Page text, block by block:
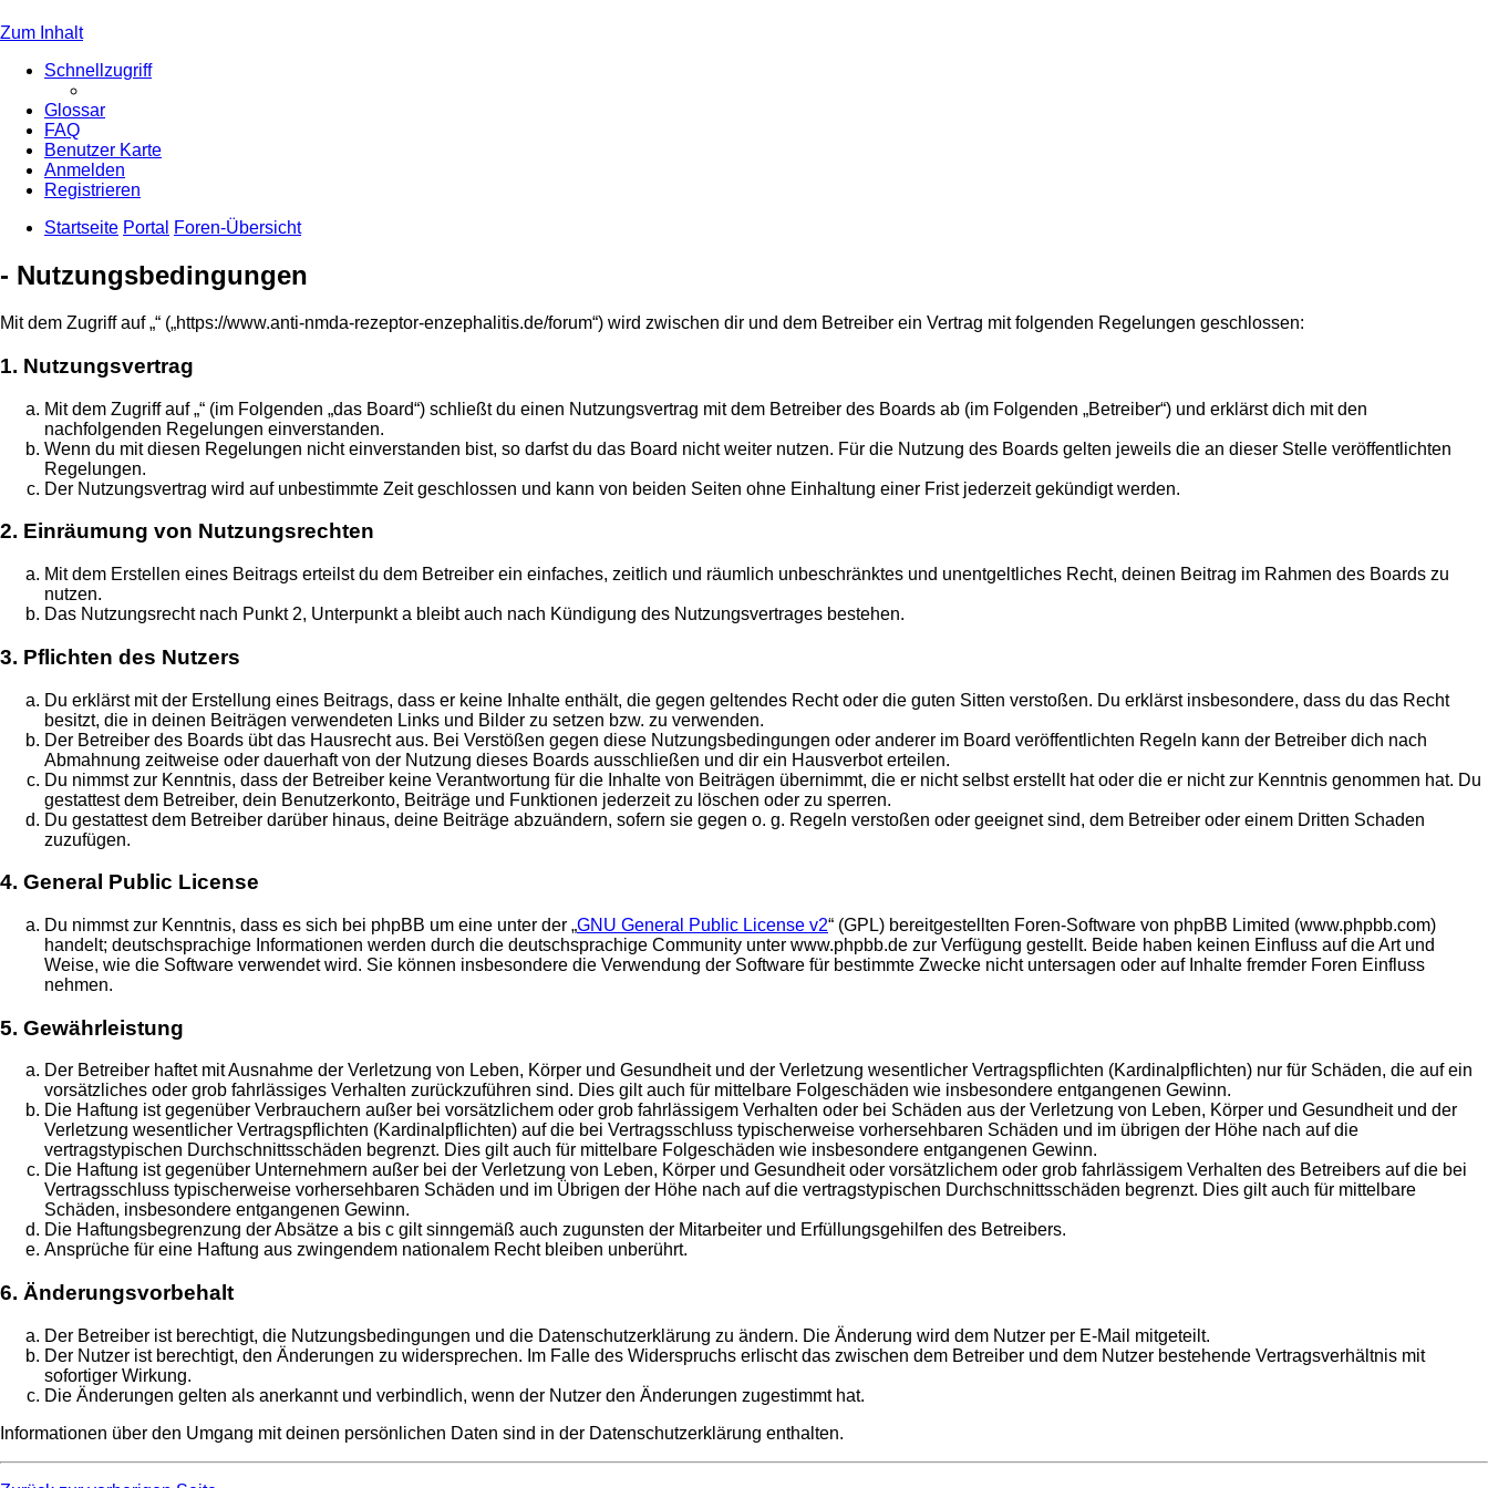
Zum Inhalt
Schnellzugriff
Glossar
FAQ
Benutzer Karte
Anmelden
Registrieren
Startseite Portal Foren-Übersicht
- Nutzungsbedingungen
Mit dem Zugriff auf „“ („https://www.anti-nmda-rezeptor-enzephalitis.de/forum“) wird zwischen dir und dem Betreiber ein Vertrag mit folgenden Regelungen geschlossen:
1. Nutzungsvertrag
Mit dem Zugriff auf „“ (im Folgenden „das Board“) schließt du einen Nutzungsvertrag mit dem Betreiber des Boards ab (im Folgenden „Betreiber“) und erklärst dich mit den
nachfolgenden Regelungen einverstanden.
Wenn du mit diesen Regelungen nicht einverstanden bist, so darfst du das Board nicht weiter nutzen. Für die Nutzung des Boards gelten jeweils die an dieser Stelle veröffentlichten
Regelungen.
Der Nutzungsvertrag wird auf unbestimmte Zeit geschlossen und kann von beiden Seiten ohne Einhaltung einer Frist jederzeit gekündigt werden.
2. Einräumung von Nutzungsrechten
Mit dem Erstellen eines Beitrags erteilst du dem Betreiber ein einfaches, zeitlich und räumlich unbeschränktes und unentgeltliches Recht, deinen Beitrag im Rahmen des Boards zu
nutzen.
Das Nutzungsrecht nach Punkt 2, Unterpunkt a bleibt auch nach Kündigung des Nutzungsvertrages bestehen.
3. Pflichten des Nutzers
Du erklärst mit der Erstellung eines Beitrags, dass er keine Inhalte enthält, die gegen geltendes Recht oder die guten Sitten verstoßen. Du erklärst insbesondere, dass du das Recht
besitzt, die in deinen Beiträgen verwendeten Links und Bilder zu setzen bzw. zu verwenden.
Der Betreiber des Boards übt das Hausrecht aus. Bei Verstößen gegen diese Nutzungsbedingungen oder anderer im Board veröffentlichten Regeln kann der Betreiber dich nach
Abmahnung zeitweise oder dauerhaft von der Nutzung dieses Boards ausschließen und dir ein Hausverbot erteilen.
Du nimmst zur Kenntnis, dass der Betreiber keine Verantwortung für die Inhalte von Beiträgen übernimmt, die er nicht selbst erstellt hat oder die er nicht zur Kenntnis genommen hat. Du
gestattest dem Betreiber, dein Benutzerkonto, Beiträge und Funktionen jederzeit zu löschen oder zu sperren.
Du gestattest dem Betreiber darüber hinaus, deine Beiträge abzuändern, sofern sie gegen o. g. Regeln verstoßen oder geeignet sind, dem Betreiber oder einem Dritten Schaden
zuzufügen.
4. General Public License
Du nimmst zur Kenntnis, dass es sich bei phpBB um eine unter der „GNU General Public License v2“ (GPL) bereitgestellten Foren-Software von phpBB Limited (www.phpbb.com)
handelt; deutschsprachige Informationen werden durch die deutschsprachige Community unter www.phpbb.de zur Verfügung gestellt. Beide haben keinen Einfluss auf die Art und
Weise, wie die Software verwendet wird. Sie können insbesondere die Verwendung der Software für bestimmte Zwecke nicht untersagen oder auf Inhalte fremder Foren Einfluss
nehmen.
5. Gewährleistung
Der Betreiber haftet mit Ausnahme der Verletzung von Leben, Körper und Gesundheit und der Verletzung wesentlicher Vertragspflichten (Kardinalpflichten) nur für Schäden, die auf ein
vorsätzliches oder grob fahrlässiges Verhalten zurückzuführen sind. Dies gilt auch für mittelbare Folgeschäden wie insbesondere entgangenen Gewinn.
Die Haftung ist gegenüber Verbrauchern außer bei vorsätzlichem oder grob fahrlässigem Verhalten oder bei Schäden aus der Verletzung von Leben, Körper und Gesundheit und der
Verletzung wesentlicher Vertragspflichten (Kardinalpflichten) auf die bei Vertragsschluss typischerweise vorhersehbaren Schäden und im übrigen der Höhe nach auf die
vertragstypischen Durchschnittsschäden begrenzt. Dies gilt auch für mittelbare Folgeschäden wie insbesondere entgangenen Gewinn.
Die Haftung ist gegenüber Unternehmern außer bei der Verletzung von Leben, Körper und Gesundheit oder vorsätzlichem oder grob fahrlässigem Verhalten des Betreibers auf die bei
Vertragsschluss typischerweise vorhersehbaren Schäden und im Übrigen der Höhe nach auf die vertragstypischen Durchschnittsschäden begrenzt. Dies gilt auch für mittelbare
Schäden, insbesondere entgangenen Gewinn.
Die Haftungsbegrenzung der Absätze a bis c gilt sinngemäß auch zugunsten der Mitarbeiter und Erfüllungsgehilfen des Betreibers.
Ansprüche für eine Haftung aus zwingendem nationalem Recht bleiben unberührt.
6. Änderungsvorbehalt
Der Betreiber ist berechtigt, die Nutzungsbedingungen und die Datenschutzerklärung zu ändern. Die Änderung wird dem Nutzer per E-Mail mitgeteilt.
Der Nutzer ist berechtigt, den Änderungen zu widersprechen. Im Falle des Widerspruchs erlischt das zwischen dem Betreiber und dem Nutzer bestehende Vertragsverhältnis mit
sofortiger Wirkung.
Die Änderungen gelten als anerkannt und verbindlich, wenn der Nutzer den Änderungen zugestimmt hat.
Informationen über den Umgang mit deinen persönlichen Daten sind in der Datenschutzerklärung enthalten.